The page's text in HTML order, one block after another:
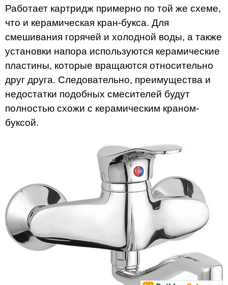
Работает картридж примерно по той же схеме,
что и керамическая кран-букса. Для
смешивания горячей и холодной воды, а также
установки напора используются керамические
пластины, которые вращаются относительно
друг друга. Следовательно, преимущества и
недостатки подобных смесителей будут
полностью схожи с керамическим краном-
буксой.